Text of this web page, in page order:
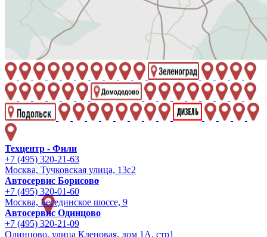
Техцентр - Фили
+7 (495) 320-21-63
Москва, Тучковская улица, 13с2
Автосервис Борисово
+7 (495) 320-01-60
Москва, Бесединское шоссе, 9
Автосервис Одинцово
+7 (495) 320-21-09
Одинцово, улица Кленовая, дом 1А, стр1